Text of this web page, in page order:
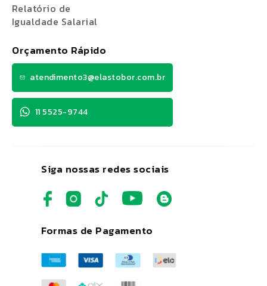
Siga nossas redes sociais
Formas de Pagamento
Relatório de
Igualdade Salarial
Orçamento Rápido
atendimento3@elastobor.com.br
11 5525-9744